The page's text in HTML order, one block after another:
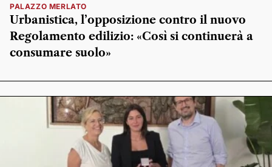
PALAZZO MERLATO
Urbanistica, l’opposizione contro il nuovo
Regolamento edilizio: «Così si continuerà a
consumare suolo»